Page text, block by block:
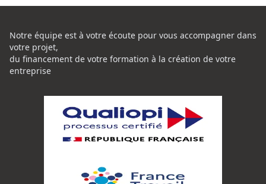
Notre équipe est à votre écoute pour vous accompagner dans
votre projet,
du financement de votre formation à la création de votre
entreprise